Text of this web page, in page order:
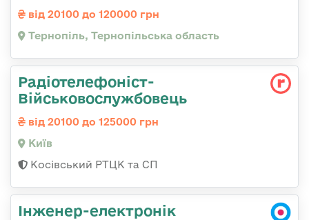
від 20100 до 120000 грн
Тернопіль, Тернопільська область
Радіотелефоніст-
Військовослужбовець
від 20100 до 125000 грн
Київ
Косівський РТЦК та СП
Інженер-електронік